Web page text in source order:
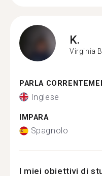
K.
Virginia
PARLA
Inglese
IMPARA
Spagnolo
I miei obiettivi di